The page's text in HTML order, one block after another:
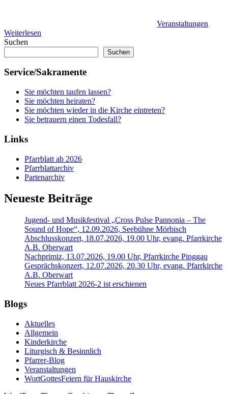
Veranstaltungen
Weiterlesen
Suchen
Suchen
Service/Sakramente
Sie möchten taufen lassen?
Sie möchten heiraten?
Sie möchten wieder in die Kirche eintreten?
Sie betrauern einen Todesfall?
Links
Pfarrblatt ab 2026
Pfarrblattarchiv
Partenarchiv
Neueste Beiträge
Jugend- und Musikfestival „Cross Pulse Pannonia – The
Sound of Hope“, 12.09.2026, Seebühne Mörbisch
Abschlusskonzert, 18.07.2026, 19.00 Uhr, evang. Pfarrkirche
A.B. Oberwart
Nachprimiz, 13.07.2026, 19.00 Uhr, Pfarrkirche Pinggau
Gesprächskonzert, 12.07.2026, 20.30 Uhr, evang. Pfarrkirche
A.B. Oberwart
Neues Pfarrblatt 2026-2 ist erschienen
Blogs
Aktuelles
Allgemein
Kinderkirche
Liturgisch & Besinnlich
Pfarrer-Blog
Veranstaltungen
WortGottesFeiern für Hauskirche